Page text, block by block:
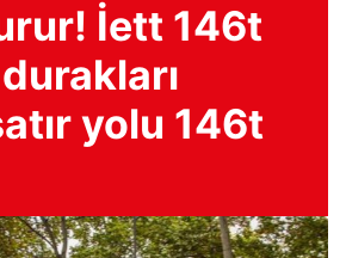
İett 146t
yolu 146t